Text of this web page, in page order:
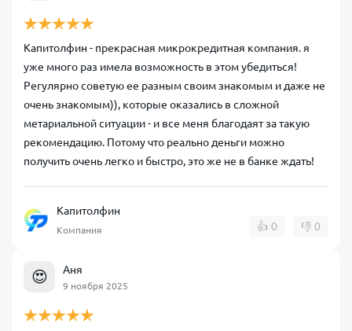
Капитолфин - прекрасная микрокредитная компания. я
уже много раз имела возможность в этом убедиться!
Регулярно советую ее разным своим знакомым и даже не
очень знакомым)), которые оказались в сложной
метариальной ситуации - и все меня благодаят за такую
рекомендацию. Потому что реально деньги можно
получить очень легко и быстро, это же не в банке ждать!
Капитолфин
Компания 👍 0 👎 0
😍 Аня
9 ноября 2025